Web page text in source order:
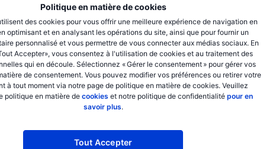
Politique en matière de cookies
des cookies pour vous offrir une meilleure expérience de navigation en
optimisant et en analysant les opérations du site, ainsi que pour fournir un
personnalisé et vous permettre de vous connecter aux médias sociaux. En
Accepter», vous consentez à l'utilisation de cookies et au traitement des
qui en découle. Sélectionnez « Gérer le consentement » pour gérer vos
de consentement. Vous pouvez modifier vos préférences ou retirer votre
à tout moment via notre page de politique en matière de cookies. Veuillez
politique en matière de cookies et notre politique de confidentialité pour en
savoir plus.
Tout Accepter
XXXXXXX
XXXXXXX XXXXXXX
XXXXXXX XXXXXXX
XXXXXXX XXXXXXX
XXXXXXX